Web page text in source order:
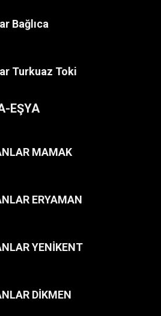
Bağlıca
Turkuaz Toki
EŞYA
MAMAK
ERYAMAN
YENİKENT
DİKMEN